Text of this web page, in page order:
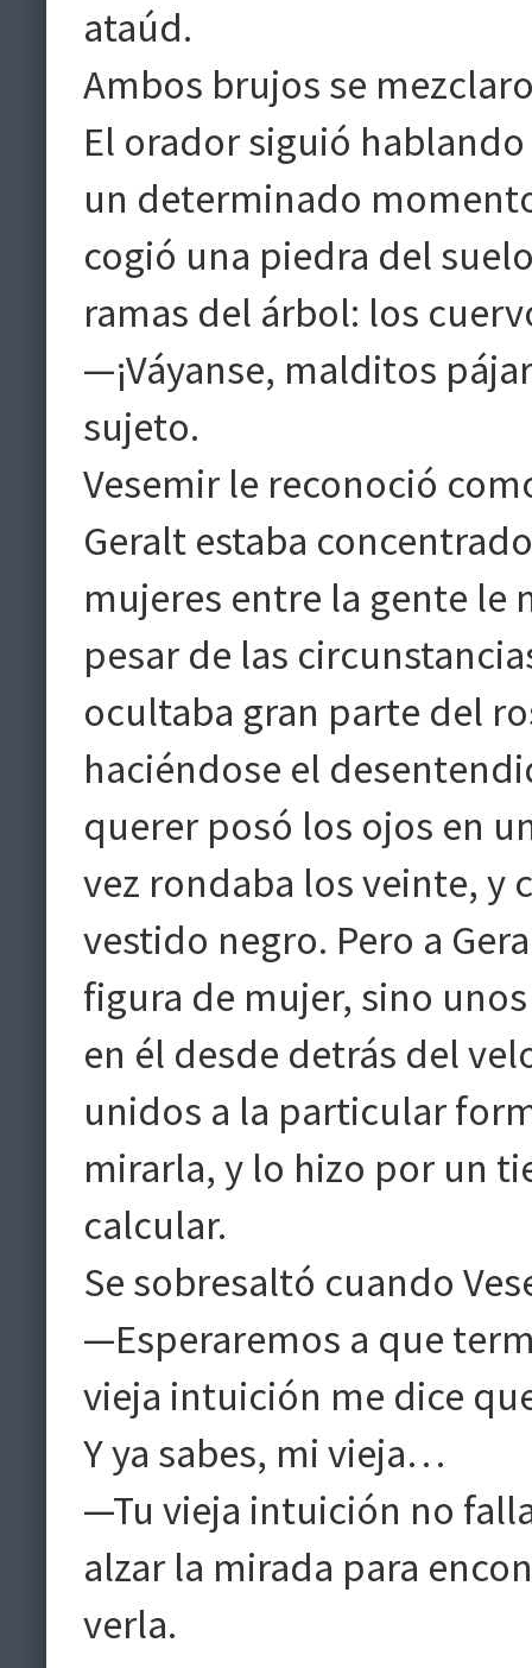
ataúd.
Ambos brujos se
El orador siguió
un determinado
cogió una piedra del
ramas del árbol: los
—¡Váyanse, malditos
sujeto.
Vesemir le reconoció
Geralt estaba
mujeres entre la gente le
pesar de las
ocultaba gran parte del
haciéndose el
querer posó los ojos en
vez rondaba los veinte, y
vestido negro. Pero a
figura de mujer, sino
en él desde detrás del
unidos a la particular
mirarla, y lo hizo por un
calcular.
Se sobresaltó cuando
—Esperaremos a que
vieja intuición me dice
Y ya sabes, mi vieja…
—Tu vieja intuición no
alzar la mirada para
verla.